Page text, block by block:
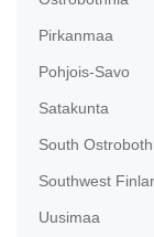
Pirkanmaa
Pohjois-Savo
Satakunta
South
Southwest
Uusimaa